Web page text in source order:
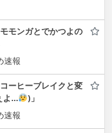
モンガとでかつよの
速報
ーヒーブレイクと変
よ…
)」
速報